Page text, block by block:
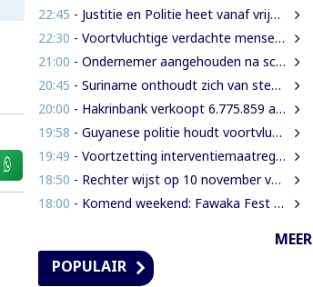
22:45 - Justitie en Politie heet vanaf vrijdag Justitie en Veiligheid
22:30 - Voortvluchtige verdachte mensenhandel aangehouden in Guyana en uitgeleverd aan Suriname
21:00 - Ondernemer aangehouden na schietpartij; slachtoffer gewond door schampschoten
20:45 - Suriname onthoudt zich van stemming over verlenging mandaat VN-mensenrechtenchef
20:00 - Hakrinbank verkoopt 6.775.859 aandelen in DSB via openbare digitale inschrijving
19:58 - Guyanese politie houdt voortvluchtige vrouwelijke verdachte in Guyana aan
19:49 - Voortzetting interventiemaatregelen KPS resulteren steeds weer in aantal aanhoudingen en inverzekeringstellingen van verdachte
18:50 - Rechter wijst op 10 november vonnis in civiele zaak Decembermoorden
18:00 - Komend weekend: Fawaka Fest pakt uit met topartiesten in het Zuiderpark van Den Haag
MEER
POPULAIR